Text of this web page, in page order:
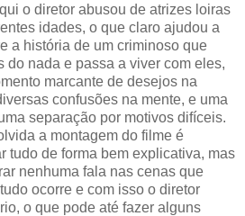
o diretor abusou de atrizes loiras
idades, o que claro ajudou a
a história de um criminoso que
do nada e passa a viver com eles,
marcante de desejos na
confusões na mente, e uma
separação por motivos difíceis.
a montagem do filme é
tudo de forma bem explicativa, mas
nenhuma fala nas cenas que
ocorre e com isso o diretor
o que pode até fazer alguns